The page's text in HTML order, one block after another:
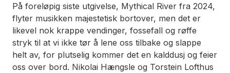
På foreløpig siste utgivelse, Mythical River fra 2024,
flyter musikken majestetisk bortover, men det er
likevel nok krappe vendinger, fossefall og røffe
stryk til at vi ikke tør å lene oss tilbake og slappe
helt av, for plutselig kommer det en kalddusj og feier
oss over bord. Nikolai Hængsle og Torstein Lofthus